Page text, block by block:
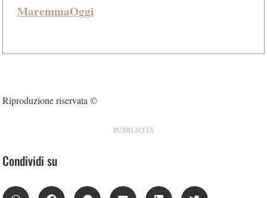
MaremmaOggi
Riproduzione riservata ©
PUBBLICITÀ
Condividi su